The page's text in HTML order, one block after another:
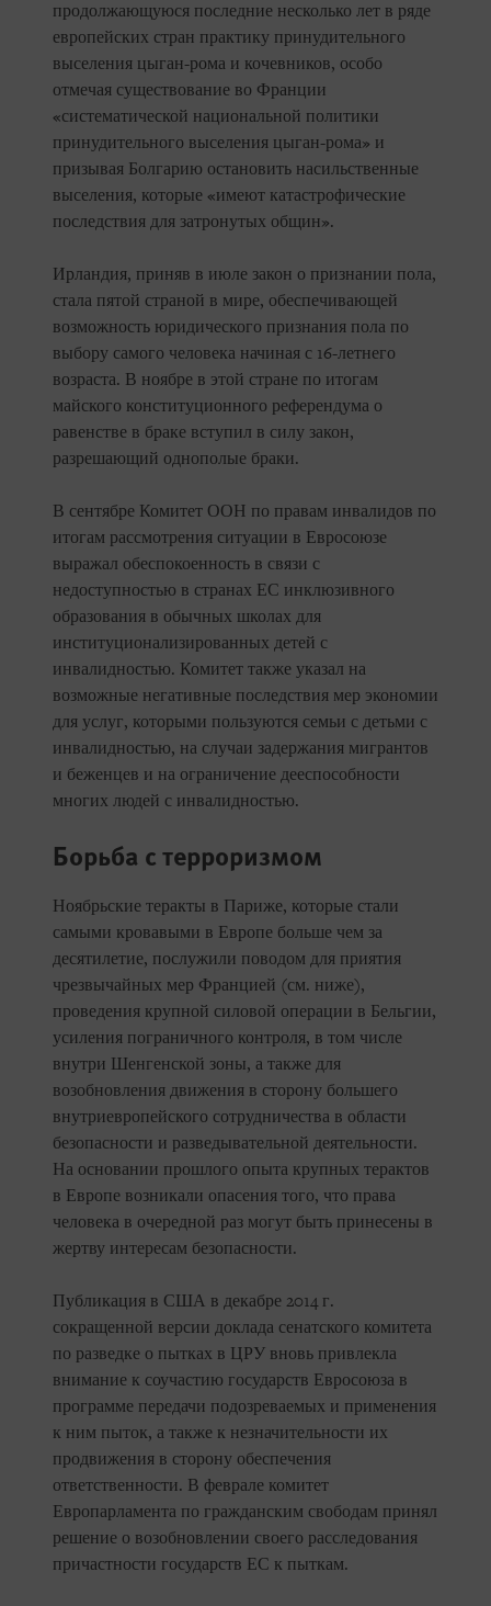
продолжающуюся последние несколько лет в ряде
европейских стран практику принудительного
выселения цыган-рома и кочевников, особо
отмечая существование во Франции
«систематической национальной политики
принудительного выселения цыган-рома» и
призывая Болгарию остановить насильственные
выселения, которые «имеют катастрофические
последствия для затронутых общин».
Ирландия, приняв в июле закон о признании пола,
стала пятой страной в мире, обеспечивающей
возможность юридического признания пола по
выбору самого человека начиная с 16-летнего
возраста. В ноябре в этой стране по итогам
майского конституционного референдума о
равенстве в браке вступил в силу закон,
разрешающий однополые браки.
В сентябре Комитет ООН по правам инвалидов по
итогам рассмотрения ситуации в Евросоюзе
выражал обеспокоенность в связи с
недоступностью в странах ЕС инклюзивного
образования в обычных школах для
институционализированных детей с
инвалидностью. Комитет также указал на
возможные негативные последствия мер экономии
для услуг, которыми пользуются семьи с детьми с
инвалидностью, на случаи задержания мигрантов
и беженцев и на ограничение дееспособности
многих людей с инвалидностью.
Борьба с терроризмом
Ноябрьские теракты в Париже, которые стали
самыми кровавыми в Европе больше чем за
десятилетие, послужили поводом для приятия
чрезвычайных мер Францией (см. ниже),
проведения крупной силовой операции в Бельгии,
усиления пограничного контроля, в том числе
внутри Шенгенской зоны, а также для
возобновления движения в сторону большего
внутриевропейского сотрудничества в области
безопасности и разведывательной деятельности.
На основании прошлого опыта крупных терактов
в Европе возникали опасения того, что права
человека в очередной раз могут быть принесены в
жертву интересам безопасности.
Публикация в США в декабре 2014 г.
сокращенной версии доклада сенатского комитета
по разведке о пытках в ЦРУ вновь привлекла
внимание к соучастию государств Евросоюза в
программе передачи подозреваемых и применения
к ним пыток, а также к незначительности их
продвижения в сторону обеспечения
ответственности. В феврале комитет
Европарламента по гражданским свободам принял
решение о возобновлении своего расследования
причастности государств ЕС к пыткам.